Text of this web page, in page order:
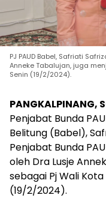
PJ PAUD Babel, Safriati
Anneke Tabalujan, juga
Senin (19/2/2024).
PANGKALPINANG,
Penjabat Bunda
Belitung (Babel),
Penjabat Bunda
oleh Dra Lusje
sebagai Pj Wali
(19/2/2024).